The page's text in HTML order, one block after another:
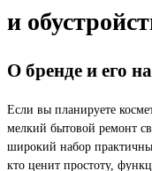
и
О бренде и его
Если вы планируете
мелкий бытовой ремонт
широкий набор
кто ценит простоту,